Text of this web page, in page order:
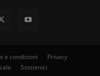
e condizioni
Privacy
Sostienici